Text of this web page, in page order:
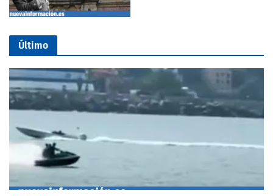
Último